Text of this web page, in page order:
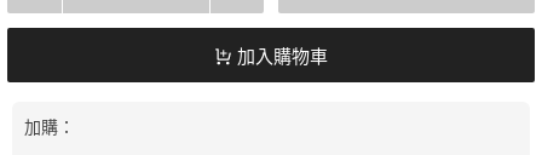
加入購物車
加購：